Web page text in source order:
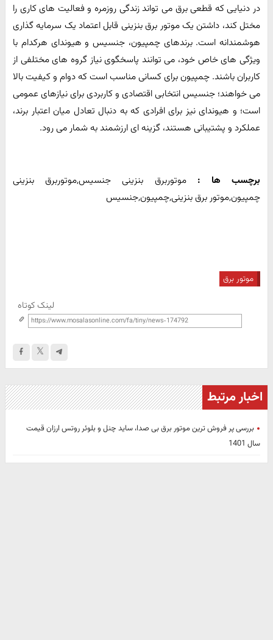
در دنیایی که قطعی برق می تواند زندگی روزمره و فعالیت های کاری را
مختل کند، داشتن یک موتور برق بنزینی قابل اعتماد یک سرمایه گذاری
هوشمندانه است. برندهای چمپیون، جنسیس و هیوندای هرکدام با
ویژگی های خاص خود، می توانند پاسخگوی نیاز گروه های مختلفی از
کاربران باشند. چمپیون برای کسانی مناسب است که دوام و کیفیت بالا
می خواهند؛ جنسیس انتخابی اقتصادی و کاربردی برای نیازهای عمومی
است؛ و هیوندای نیز برای افرادی که به دنبال تعادل میان اعتبار برند،
عملکرد و پشتیبانی هستند، گزینه ای ارزشمند به شمار می رود.
برچسب ها :موتوربرق بنزینی جنسیس,موتوربرق بنزینی
چمپیون,موتور برق بنزینی,چمپیون,جنسیس
موتور برق
لینک کوتاه
اخبار مرتبط
بررسی پر فروش ترین موتور برق بی صدا، ساید چنل و بلوئر روتس ارزان قیمت
سال 1401